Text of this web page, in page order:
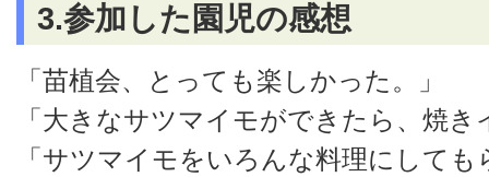
3.参加した園児の感想
「苗植会、とっても楽しかった。」
「大きなサツマイモができたら、焼
「サツマイモをいろんな料理にして